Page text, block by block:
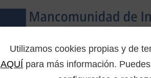
Utilizamos cookies propias y de
AQUÍ para más información.